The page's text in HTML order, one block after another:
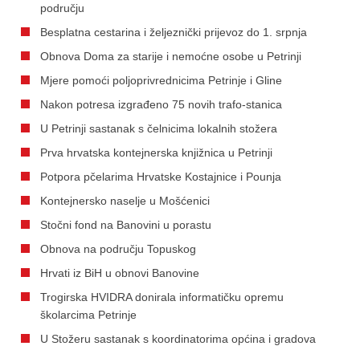
području
Besplatna cestarina i željeznički prijevoz do 1. srpnja
Obnova Doma za starije i nemoćne osobe u Petrinji
Mjere pomoći poljoprivrednicima Petrinje i Gline
Nakon potresa izgrađeno 75 novih trafo-stanica
U Petrinji sastanak s čelnicima lokalnih stožera
Prva hrvatska kontejnerska knjižnica u Petrinji
Potpora pčelarima Hrvatske Kostajnice i Pounja
Kontejnersko naselje u Mošćenici
Stočni fond na Banovini u porastu
Obnova na području Topuskog
Hrvati iz BiH u obnovi Banovine
Trogirska HVIDRA donirala informatičku opremu
školarcima Petrinje
U Stožeru sastanak s koordinatorima općina i gradova